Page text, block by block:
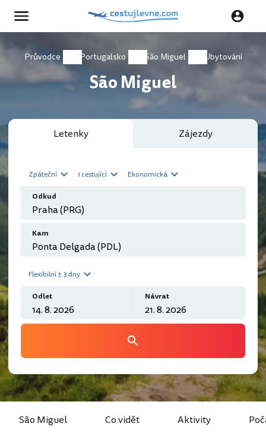
Průvodce Portugalsko São Miguel Ubytování
São Miguel
Letenky Zájezdy
Zpáteční 1 cestující Ekonomická
Odkud
Kam
Flexibilní ± 3 dny
Odlet Návrat
São Miguel Co vidět Aktivity